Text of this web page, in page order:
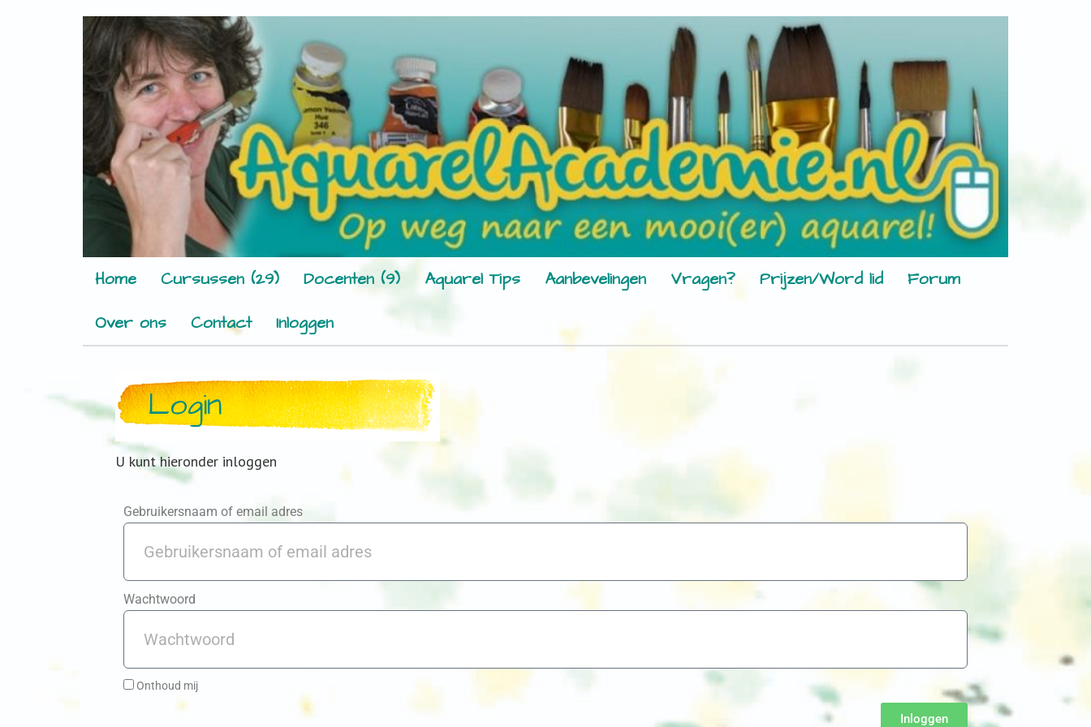
Home Cursussen (29) Docenten (9) Aquarel Tips Aanbevelingen Vragen? Prijzen/Word lid
Forum
Over ons
Contact Inloggen
Login
U kunt hieronder inloggen
Gebruikersnaam of email adres
Wachtwoord
Onthoud mij
Inloggen